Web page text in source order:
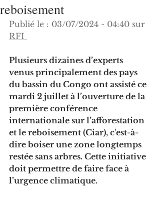
reboisement
Publié le : 03/07/2024 - 04:40 sur
RFI
Plusieurs dizaines d’experts
venus principalement des pays
du bassin du Congo ont assisté ce
mardi 2 juillet à l’ouverture de la
première conférence
internationale sur l’afforestation
et le reboisement (Ciar), c'est-à-
dire boiser une zone longtemps
restée sans arbres. Cette initiative
doit permettre de faire face à
l’urgence climatique.